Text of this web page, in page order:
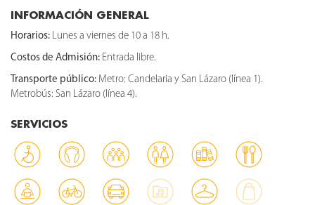
INFORMACIÓN GENERAL
Horarios: Lunes a viernes de 10 a 18 h.
Costos de Admisión: Entrada libre.
Transporte público: Metro: Candelaria y San Lázaro (línea 1).
Metrobús: San Lázaro (línea 4).
SERVICIOS